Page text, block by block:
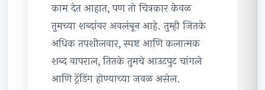
काम देत आहात, पण तो चित्रकार केवळ
तुमच्या शब्दांवर अवलंबून आहे. तुम्ही जितके
अधिक तपशीलवार, स्पष्ट आणि कलात्मक
शब्द वापराल, तितके तुमचे आउटपुट चांगले
आणि ट्रेंडिंग होण्याच्या जवळ असेल.